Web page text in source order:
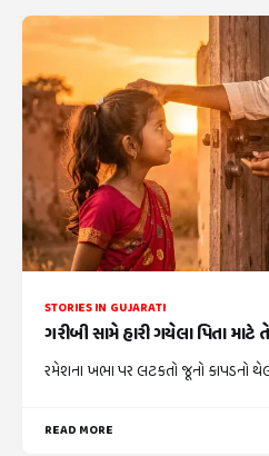
STORIES IN GUJARATI
ગરીબી સામે હારી ગયેલા પિતા માટે
રમેશના ખભા પર લટકતો જૂનો કાપડનો
READ MORE